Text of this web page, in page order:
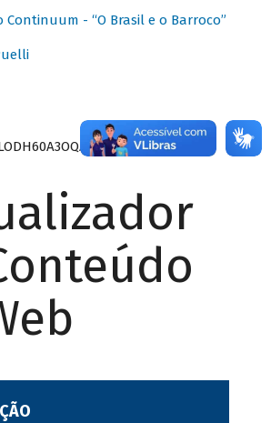
Continuum - “O Brasil e o Barroco”